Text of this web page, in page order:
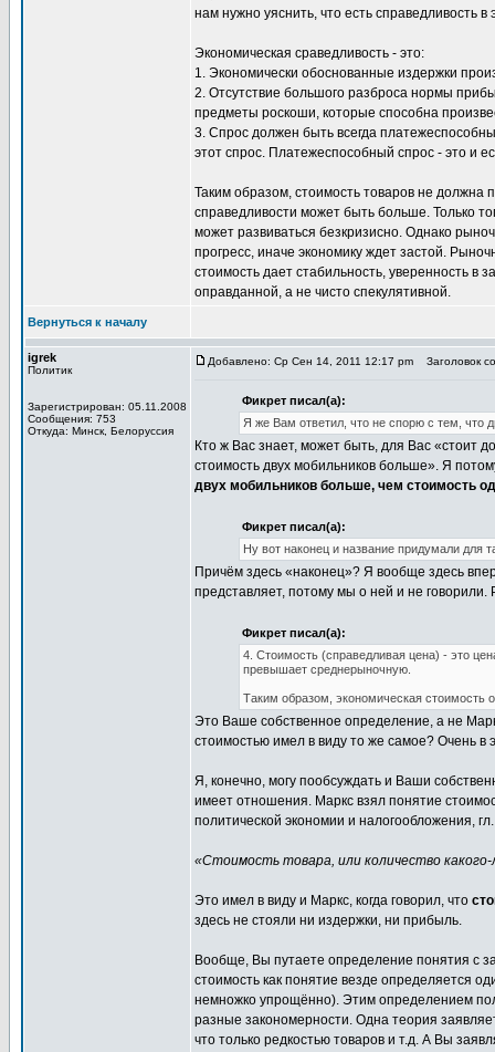
нам нужно уяснить, что есть справедливость
Экономическая сраведливость - это:
1. Экономически обоснованные издержки
2. Отсутствие большого разброса нормы
предметы роскоши, которые способна
3. Спрос должен быть всегда
этот спрос. Платежеспособный спрос - это и
Таким образом, стоимость товаров не должна
справедливости может быть больше. Только
может развиваться безкризисно. Однако
прогресс, иначе экономику ждет застой.
стоимость дает стабильность, уверенность
оправданной, а не чисто спекулятивной.
Вернуться к началу
igrek
Политик
Зарегистрирован: 05.11.2008
Сообщения: 753
Откуда: Минск, Белоруссия
Добавлено: Ср Сен 14, 2011 12:17 pm Заголовок
Фикрет писал(а):
Я же Вам ответил, что не спорю с тем, что
Кто ж Вас знает, может быть, для Вас «стоит
стоимость двух мобильников больше». Я
двух мобильников больше, чем стоимость
Фикрет писал(а):
Ну вот наконец и название придумали для
Причём здесь «наконец»? Я вообще здесь
представляет, потому мы о ней и не
Фикрет писал(а):
4. Стоимость (справедливая цена) - это
превышает среднерыночную.
Таким образом, экономическая стоимость
Это Ваше собственное определение, а не
стоимостью имел в виду то же самое? Очень в
Я, конечно, могу пообсуждать и Ваши
имеет отношения. Маркс взял понятие
политической экономии и налогообложения,
«Стоимость товара, или количество
Это имел в виду и Маркс, когда говорил, что
здесь не стояли ни издержки, ни прибыль.
Вообще, Вы путаете определение понятия с
стоимость как понятие везде определяется
немножко упрощённо). Этим определением
разные закономерности. Одна теория
что только редкостью товаров и т.д. А Вы